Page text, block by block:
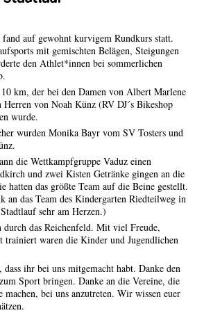
auf gewohnt kurvigem Rundkurs statt.
mit gemischten Belägen, Steigungen
den Athlet*innen bei sommerlichen
km, der bei den Damen von Albert Marlene
von Noah Künz (RV DJ´s Bikeshop
wurde.
wurden Monika Bayr vom SV Tosters und
die Wettkampfgruppe Vaduz einen
und zwei Kisten Getränke gingen an die
hatten das größte Team auf die Beine gestellt.
an das Team des Kindergarten Riedteilweg in
sehr am Herzen.)
das Reichenfeld. Mit viel Freude,
trainiert waren die Kinder und Jugendlichen
dass ihr bei uns mitgemacht habt. Danke den
Sport bringen. Danke an die Vereine, die
machen, bei uns anzutreten. Wir wissen euer